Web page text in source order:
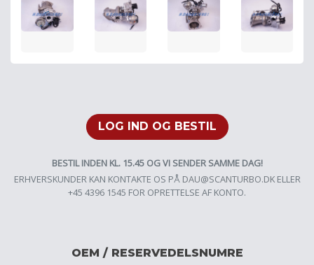
LOG IND OG BESTIL
BESTIL INDEN KL. 15.45 OG VI SENDER SAMME DAG!
ERHVERSKUNDER KAN KONTAKTE OS PÅ DAU@SCANTURBO.DKELLER
+45 4396 1545 FOR OPRETTELSE AF KONTO.
OEM / RESERVEDELSNUMRE